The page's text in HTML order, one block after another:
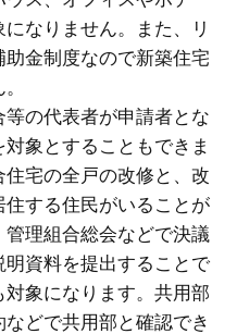
なりません。また、リ
金制度なので新築住宅
の代表者が申請者とな
象とすることもできま
宅の全戸の改修と、改
する住民がいることが
管理組合総会などで決議
明資料を提出することで
象になります。共用部
どで共用部と確認でき